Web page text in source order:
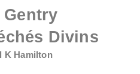
Gentry
Divins
K Hamilton